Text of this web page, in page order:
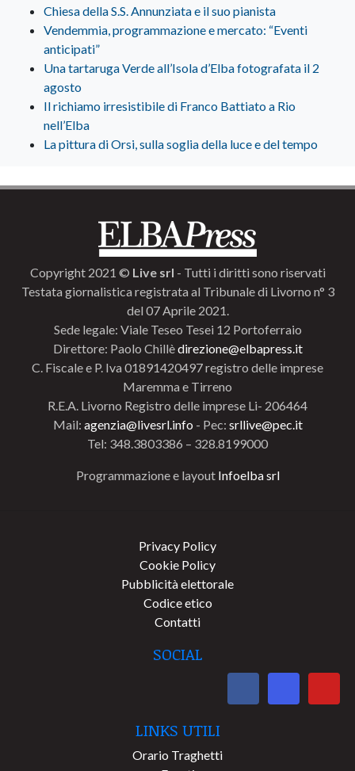
Chiesa della S.S. Annunziata e il suo pianista
Vendemmia, programmazione e mercato: “Eventi
anticipati”
Una tartaruga Verde all’Isola d’Elba fotografata il 2
agosto
Il richiamo irresistibile di Franco Battiato a Rio
nell’Elba
La pittura di Orsi, sulla soglia della luce e del tempo
Copyright 2021 © Live srl - Tutti i diritti sono riservati
Testata giornalistica registrata al Tribunale di Livorno n° 3
del 07 Aprile 2021.
Sede legale: Viale Teseo Tesei 12 Portoferraio
Direttore: Paolo Chillèdirezione@elbapress.it
C. Fiscale e P. Iva 01891420497 registro delle imprese
Maremma e Tirreno
R.E.A. Livorno Registro delle imprese Li- 206464
Mail: agenzia@livesrl.info - Pec: srllive@pec.it
Tel: 348.3803386 – 328.8199000
Programmazione e layout Infoelba srl
Privacy Policy
Cookie Policy
Pubblicità elettorale
Codice etico
Contatti
SOCIAL
LINKS UTILI
Orario Traghetti